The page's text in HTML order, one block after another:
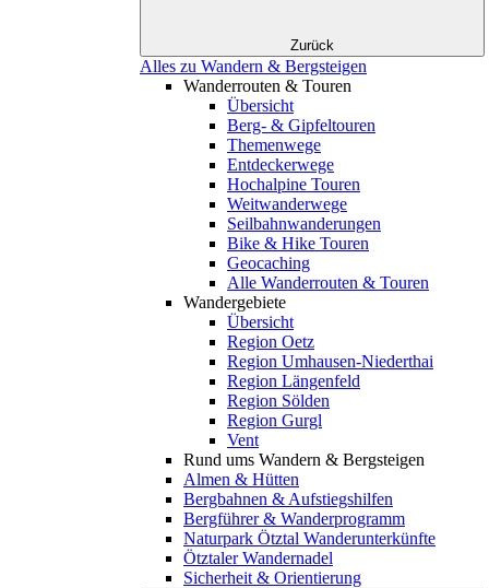
Zurück
Alles zu Wandern & Bergsteigen
Wanderrouten & Touren
Übersicht
Berg- & Gipfeltouren
Themenwege
Entdeckerwege
Hochalpine Touren
Weitwanderwege
Seilbahnwanderungen
Bike & Hike Touren
Geocaching
Alle Wanderrouten & Touren
Wandergebiete
Übersicht
Region Oetz
Region Umhausen-Niederthai
Region Längenfeld
Region Sölden
Region Gurgl
Vent
Rund ums Wandern & Bergsteigen
Almen & Hütten
Bergbahnen & Aufstiegshilfen
Bergführer & Wanderprogramm
Naturpark Ötztal Wanderunterkünfte
Ötztaler Wandernadel
Sicherheit & Orientierung